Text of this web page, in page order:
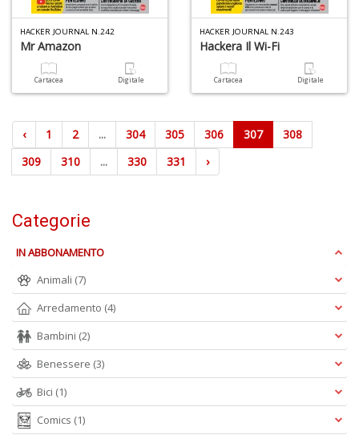
HACKER JOURNAL N.242
Mr Amazon
Cartacea Digitale
HACKER JOURNAL N.243
Hackera Il Wi-Fi
Cartacea Digitale
‹ 1 2 ... 304 305 306 307
308
309
310 ... 330 331 ›
Categorie
IN ABBONAMENTO
Animali (7)
Arredamento (4)
Bambini (2)
Benessere (3)
Bici (1)
Comics (1)